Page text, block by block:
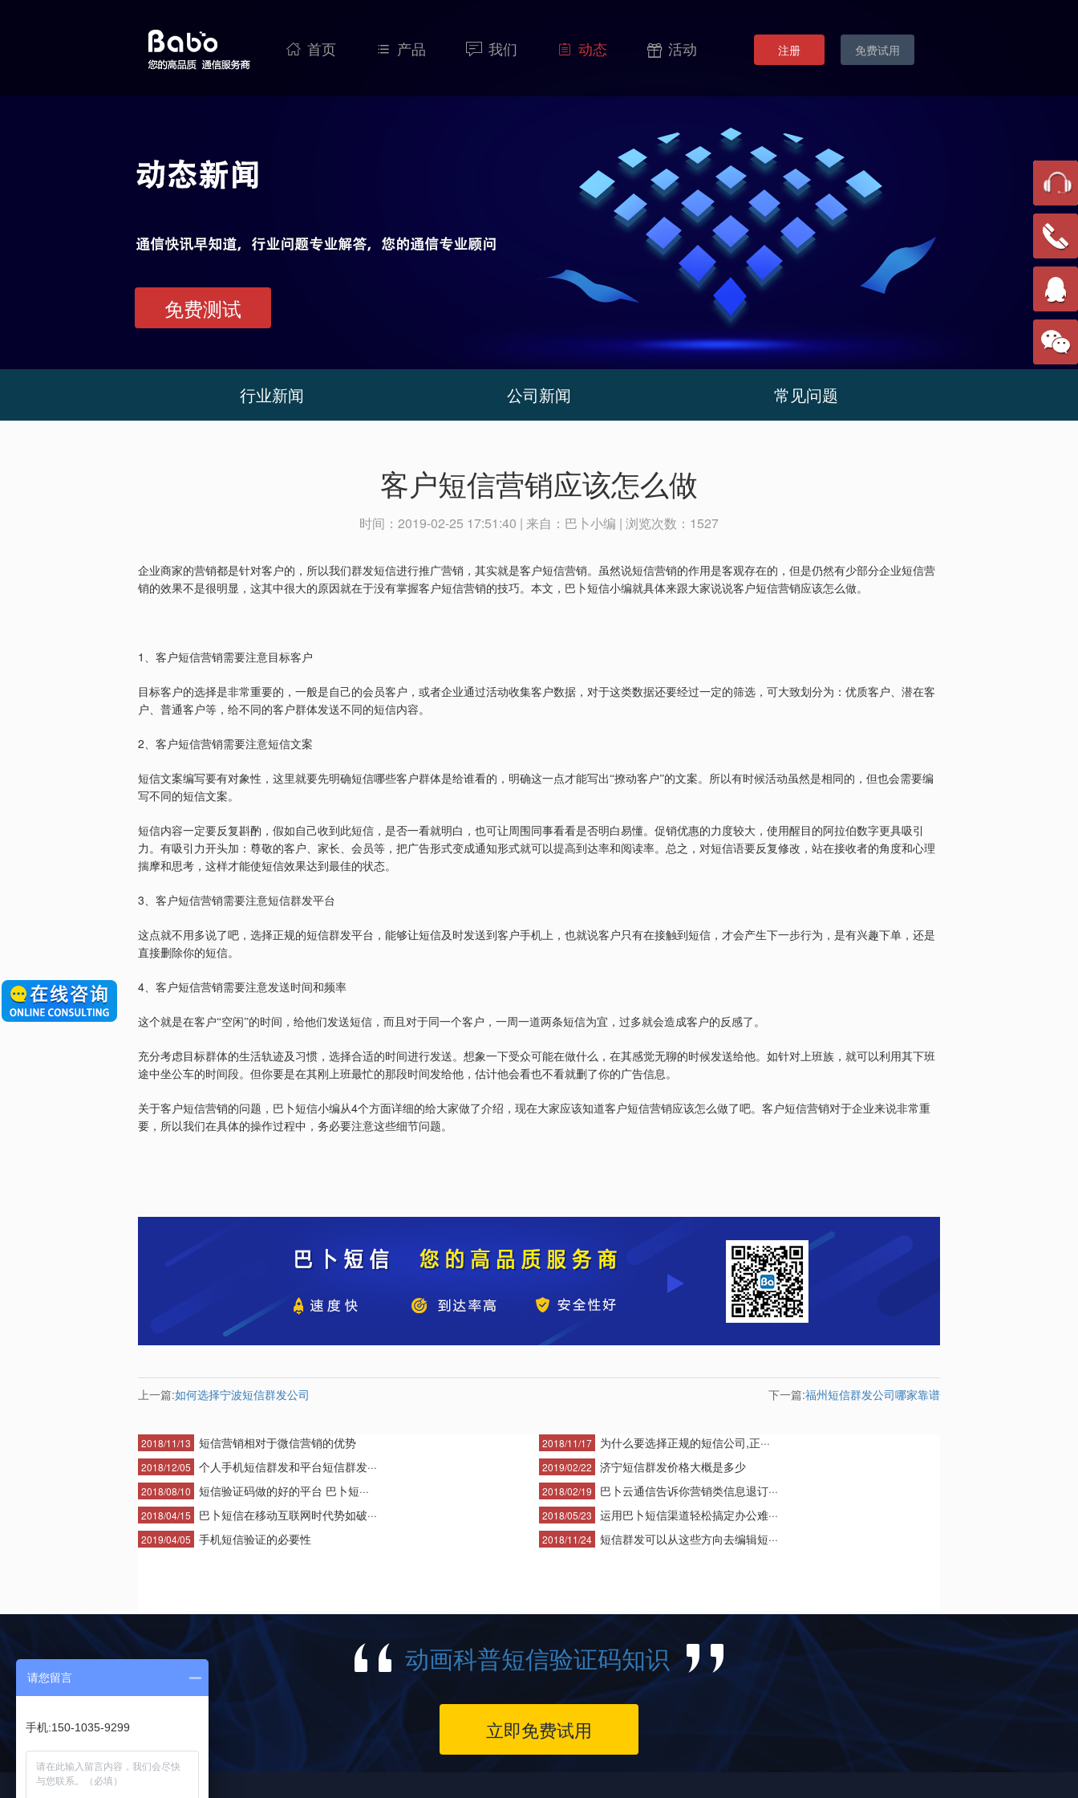
注册 免费试用
 首页  产品  我们  动态  活动
免费测试
行业新闻 公司新闻 常见问题
客户短信营销应该怎么做
时间： 2019-02-25 17:51:40 | 来自： 巴卜小编 | 浏览次数： 1527
企业商家的营销都是针对客户的，所以我们群发短信进行推广营销，其实就是客户短信营销。虽然说短信营销的作用是客观存在的，但是仍然有少部分企业短信营
销的效果不是很明显，这其中很大的原因就在于没有掌握客户短信营销的技巧。本文，巴卜短信小编就具体来跟大家说说客户短信营销应该怎么做。
1 、客户短信营销需要注意目标客户
目标客户的选择是非常重要的，一般是自己的会员客户，或者企业通过活动收集客户数据，对于这类数据还要经过一定的筛选，可大致划分为：优质客户、潜在客
户、普通客户等，给不同的客户群体发送不同的短信内容。
2、客户短信营销需要注意短信文案
短信文案编写要有对象性，这里就要先明确短信哪些客户群体是给谁看的，明确这一点才能写出“撩动客户”的文案。所以有时候活动虽然是相同的，但也会需要编
写不同的短信文案。
短信内容一定要反复斟酌，假如自己收到此短信，是否一看就明白，也可让周围同事看看是否明白易懂。促销优惠的力度较大，使用醒目的阿拉伯数字更具吸引
力。有吸引力开头加：尊敬的客户、家长、会员等，把广告形式变成通知形式就可以提高到达率和阅读率。总之，对短信语要反复修改，站在接收者的角度和心理
揣摩和思考，这样才能使短信效果达到最佳的状态。
3、客户短信营销需要注意短信群发平台
这点就不用多说了吧，选择正规的短信群发平台，能够让短信及时发送到客户手机上，也就说客户只有在接触到短信，才会产生下一步行为，是有兴趣下单，还是
直接删除你的短信。
4、客户短信营销需要注意发送时间和频率
这个就是在客户“空闲”的时间，给他们发送短信，而且对于同一个客户，一周一道两条短信为宜，过多就会造成客户的反感了。
充分考虑目标群体的生活轨迹及习惯，选择合适的时间进行发送。想象一下受众可能在做什么，在其感觉无聊的时候发送给他。如针对上班族，就可以利用其下班
途中坐公车的时间段。但你要是在其刚上班最忙的那段时间发给他，估计他会看也不看就删了你的广告信息。
关于客户短信营销的问题，巴卜短信小编从4个方面详细的给大家做了介绍，现在大家应该知道客户短信营销应该怎么做了吧。客户短信营销对于企业来说非常重
要，所以我们在具体的操作过程中，务必要注意这些细节问题。
上一篇:如何选择宁波短信群发公司 下一篇:福州短信群发公司哪家靠谱
2018/11/13 短信营销相对于微信营销的优势
2018/12/05 个人手机短信群发和平台短信群发···
2018/08/10 短信验证码做的好的平台 巴卜短···
2018/04/15 巴卜短信在移动互联网时代势如破···
2019/04/05 手机短信验证的必要性
2018/11/17 为什么要选择正规的短信公司,正···
2019/02/22 济宁短信群发价格大概是多少
2018/02/19 巴卜云通信告诉你营销类信息退订···
2018/05/23 运用巴卜短信渠道轻松搞定办公难···
2018/11/24 短信群发可以从这些方向去编辑短···
动画科普短信验证码知识
立即免费试用
请您留言
手机:150-1035-9299